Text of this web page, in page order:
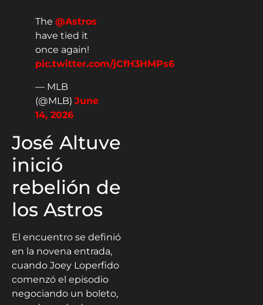
The @Astros
have tied it
once again!
pic.twitter.com/jCfH3HMPs6
— MLB
(@MLB) June
14, 2026
José Altuve
inició
rebelión de
los Astros
El encuentro se definió
en la novena entrada,
cuando Joey Loperfido
comenzó el episodio
negociando un boleto,